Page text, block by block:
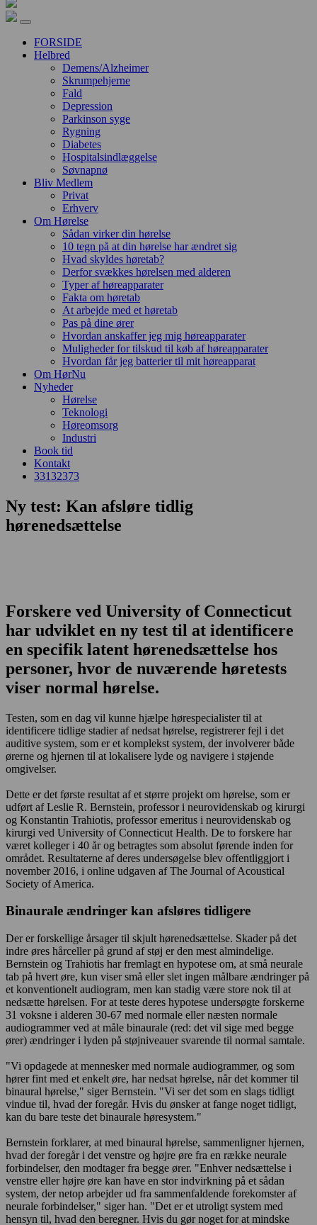
FORSIDE
Helbred
Demens/Alzheimer
Skrumpehjerne
Fald
Depression
Parkinson syge
Rygning
Diabetes
Hospitalsindlæggelse
Søvnapnø
Bliv Medlem
Privat
Erhverv
Om Hørelse
Sådan virker din hørelse
10 tegn på at din hørelse har ændret sig
Hvad skyldes høretab?
Derfor svækkes hørelsen med alderen
Typer af høreapparater
Fakta om høretab
At arbejde med et høretab
Pas på dine ører
Hvordan anskaffer jeg mig høreapparater
Muligheder for tilskud til køb af høreapparater
Hvordan får jeg batterier til mit høreapparat
Om HørNu
Nyheder
Hørelse
Teknologi
Høreomsorg
Industri
Book tid
Kontakt
33132373
Ny test: Kan afsløre tidlig
hørenedsættelse
Forskere ved University of Connecticut
har udviklet en ny test til at identificere
en specifik latent hørenedsættelse hos
personer, hvor de nuværende høretests
viser normal hørelse.
Testen, som en dag vil kunne hjælpe hørespecialister til at
identificere tidlige stadier af nedsat hørelse, registrerer fejl i det
auditive system, som er et komplekst system, der involverer både
ørerne og hjernen til at lokalisere lyde og navigere i støjende
omgivelser.
Dette er det første resultat af et større projekt om hørelse, som er
udført af Leslie R. Bernstein, professor i neurovidenskab og kirurgi
og Konstantin Trahiotis, professor emeritus i neurovidenskab og
kirurgi ved University of Connecticut Health. De to forskere har
været kolleger i 40 år og betragtes som absolut førende inden for
området. Resultaterne af deres undersøgelse blev offentliggjort i
november 2016, i online udgaven af The Journal of Acoustical
Society of America.
Binaurale ændringer kan afsløres tidligere
Der er forskellige årsager til skjult hørenedsættelse. Skader på det
indre øres hårceller på grund af støj er den mest almindelige.
Bernstein og Trahiotis har fremlagt en hypotese om, at små neurale
tab på hvert øre, kun viser små eller slet ingen målbare ændringer på
et konventionelt audiogram, men kan stadig være store nok til at
nedsætte hørelsen. For at teste deres hypotese undersøgte forskerne
31 voksne i alderen 30-67 med normale eller næsten normale
audiogrammer ved at måle binaurale (red: det vil sige med begge
ører) ændringer i lyden på støjniveauer svarende til normal samtale.
"Vi opdagede at mennesker med normale audiogrammer, og som
hører fint med et enkelt øre, har nedsat hørelse, når det kommer til
binaural hørelse," siger Bernstein. "Vi ser det som en slags tidligt
vindue til, hvad der foregår. Hvis du ønsker at fange noget tidligt,
kan du bare teste det binaurale høresystem."
Bernstein forklarer, at med binaural hørelse, sammenligner hjernen,
hvad der foregår i det venstre og højre øre fra en række neurale
forbindelser, den modtager fra begge ører. "Enhver nedsættelse i
venstre eller højre øre kan have en stor indvirkning på et sådan
system, der netop arbejder ud fra sammenfaldende forekomster af
neurale forbindelser," siger han. "Det er et utroligt system med
hensyn til, hvad den beregner. Hvis du gør noget for at mindske